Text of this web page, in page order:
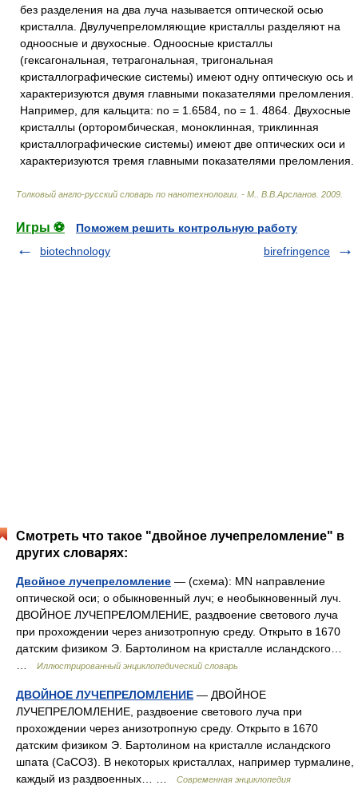
без разделения на два луча называется оптической осью
кристалла. Двулучепреломляющие кристаллы разделяют на
одноосные и двухосные. Одноосные кристаллы
(гексагональная, тетрагональная, тригональная
кристаллографические системы) имеют одну оптическую ось и
характеризуются двумя главными показателями преломления.
Например, для кальцита: no = 1.6584, no = 1. 4864. Двухосные
кристаллы (орторомбическая, моноклинная, триклинная
кристаллографические системы) имеют две оптических оси и
характеризуются тремя главными показателями преломления.
Толковый англо-русский словарь по нанотехнологии. - М. В.В.Арсланов 2009
Игры ⚽
Поможем решить контрольную работу
biotechnology
birefringence
Смотреть что такое "двойное лучепреломление" в
других словарях:
Двойное лучепреломление — (схема): MN направление
оптической оси; о обыкновенный луч; е необыкновенный луч.
ДВОЙНОЕ ЛУЧЕПРЕЛОМЛЕНИЕ, раздвоение светового луча
при прохождении через анизотропную среду. Открыто в 1670
датским физиком Э. Бартолином на кристалле исландского…
Иллюстрированный энциклопедический словарь
ДВОЙНОЕ ЛУЧЕПРЕЛОМЛЕНИЕ — ДВОЙНОЕ
ЛУЧЕПРЕЛОМЛЕНИЕ, раздвоение светового луча при
прохождении через анизотропную среду. Открыто в 1670
датским физиком Э. Бартолином на кристалле исландского
шпата (CaCO3). В некоторых кристаллах, например турмалине,
каждый из раздвоенных… …
Современная энциклопедия